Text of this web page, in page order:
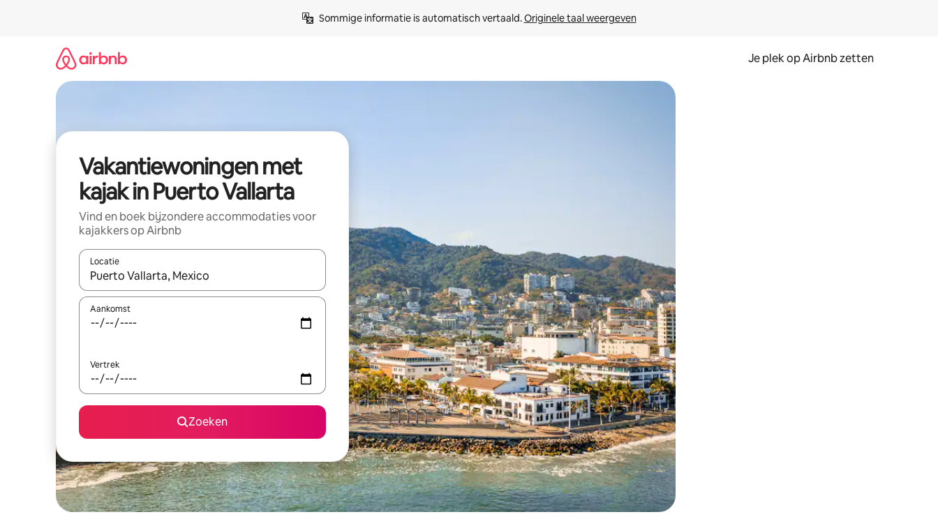
Sommige informatie is automatisch vertaald. Originele taal weergeven
Je plek op Airbnb zetten
Vakantiewoningen met
kajak in Puerto Vallarta
Vind en boek bijzondere accommodaties voor
kajakkers op Airbnb
Locatie
Wanneer er resultaten beschikbaar zijn, maak je een keuze met je de pijltjestoetsen omhoog en omlaag, óf door te tikken of swipen.
Aankomst
Vertrek
Zoeken